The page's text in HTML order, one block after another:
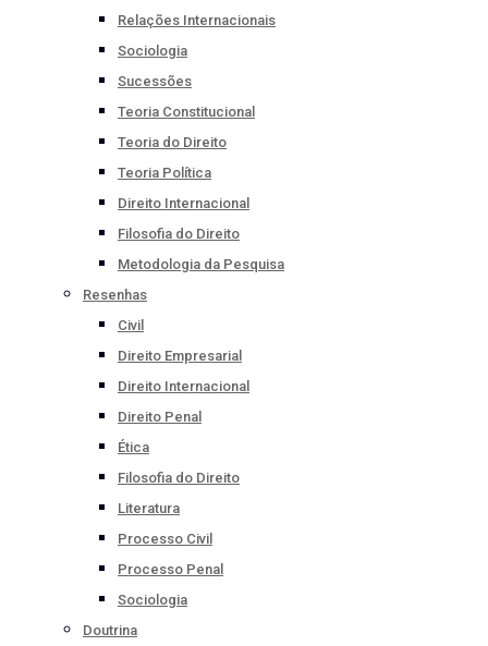
Relações Internacionais
Sociologia
Sucessões
Teoria Constitucional
Teoria do Direito
Teoria Política
Direito Internacional
Filosofia do Direito
Metodologia da Pesquisa
Resenhas
Civil
Direito Empresarial
Direito Internacional
Direito Penal
Ética
Filosofia do Direito
Literatura
Processo Civil
Processo Penal
Sociologia
Doutrina